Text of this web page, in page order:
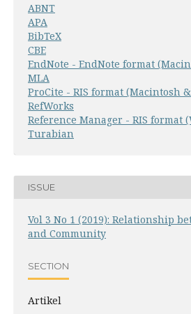
ABNT
APA
BibTeX
CBE
EndNote - EndNote format
MLA
ProCite - RIS format (Macintosh
RefWorks
Reference Manager - RIS format
Turabian
ISSUE
Vol 3 No 1 (2019): Relationship
and Community
SECTION
Artikel